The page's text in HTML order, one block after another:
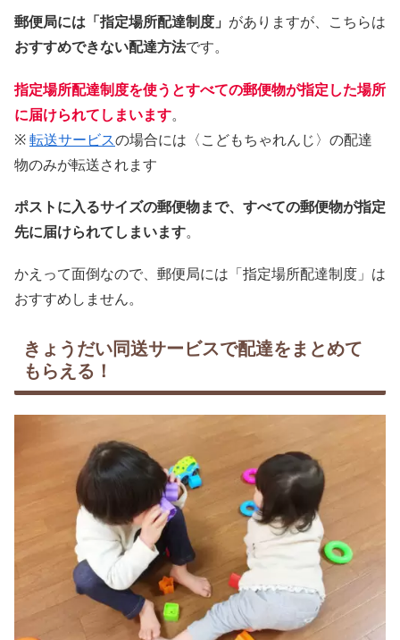
郵便局には「指定場所配達制度」 がありますが、こちらは
おすすめできない配達方法です。
指定場所配達制度を使うとすべての郵便物が指定した場所
に届けられてしまいます。
※転送サービスの場合には〈こどもちゃれんじ〉の配達
物のみが転送されます
ポストに入るサイズの郵便物まで、すべての郵便物が指定
先に届けられてしまいます。
かえって面倒なので、郵便局には「指定場所配達制度」は
おすすめしません。
きょうだい同送サービスで配達をまとめて
もらえる！